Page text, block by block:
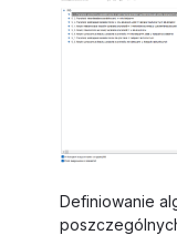
Definiowanie